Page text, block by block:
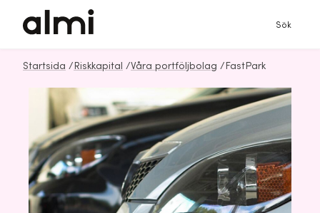
Sök
Startsida / Riskkapital /Våra portföljbolag / FastPark